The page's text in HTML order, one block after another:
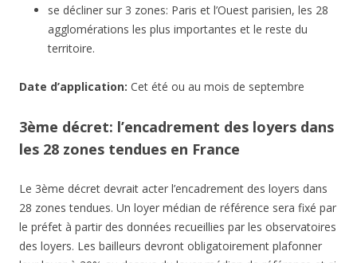
se décliner sur 3 zones: Paris et l’Ouest parisien, les 28
agglomérations les plus importantes et le reste du
territoire.
Date d’application: Cet été ou au mois de septembre
3ème décret: l’encadrement des loyers dans
les 28 zones tendues en France
Le 3ème décret devrait acter l’encadrement des loyers dans
28 zones tendues. Un loyer médian de référence sera fixé par
le préfet à partir des données recueillies par les observatoires
des loyers. Les bailleurs devront obligatoirement plafonner